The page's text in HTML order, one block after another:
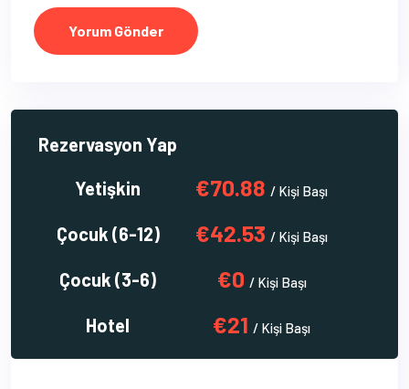
Yorum Gönder
Rezervasyon Yap
Yetişkin
€70.88 / Kişi Başı
Çocuk (6-12) €42.53 / Kişi Başı
Çocuk (3-6) €0 / Kişi Başı
Hotel €21 / Kişi Başı